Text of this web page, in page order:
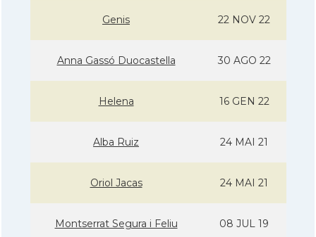
Genis 22 NOV 22
Anna Gassó Duocastella 30 AGO 22
Helena 16 GEN 22
Alba Ruiz 24 MAI 21
Oriol Jacas 24 MAI 21
Montserrat Segura i Feliu 08 JUL 19